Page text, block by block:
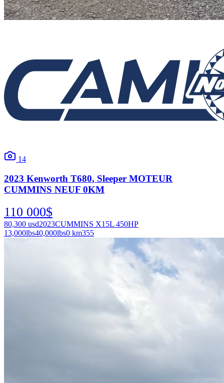
14
2023 Kenworth T680, Sleeper MOTEUR
CUMMINS NEUF 0KM
110 000$
80,300 usd2023CUMMINS X15L 450HP
13,000lbs40,000lbs0 km355